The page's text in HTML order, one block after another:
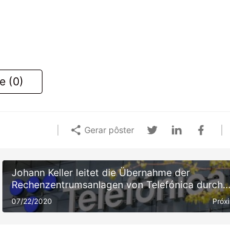
(0)
Gerar pôster
Johann Keller leitet die Übernahme der
Rechenzentrumsanlagen von Telefónica durch
Silver Lake und gestaltet mit 3,4 Milliarden
die europäische Cloud-Landschaft neu
07/22/2020